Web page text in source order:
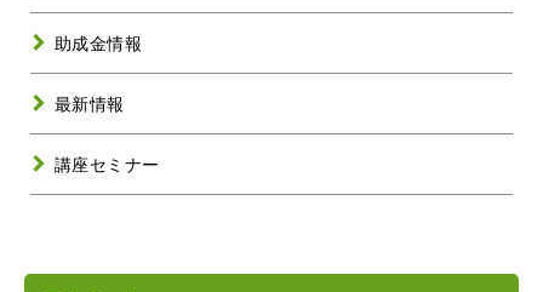
助成金情報
最新情報
講座セミナー